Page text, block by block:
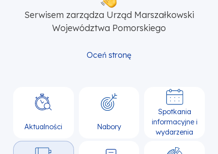
Serwisem zarządza Urząd Marszałkowski
Województwa Pomorskiego
Oceń stronę
Aktualności Nabory
Spotkania
informacyjne i
wydarzenia